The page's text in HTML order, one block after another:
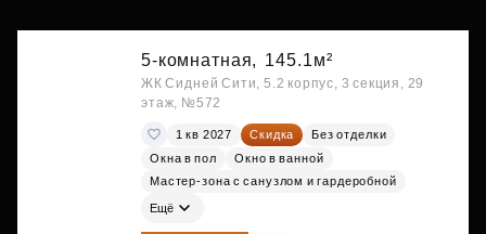
5-комнатная, 145.1м²
ЖК Сидней Сити, 5.2 корпус, 3 секция, 29
этаж, №572
1 кв 2027 Скидка
Без отделки
Окна в пол
Окно в ванной
Мастер-зона с санузлом и гардеробной
Ещё